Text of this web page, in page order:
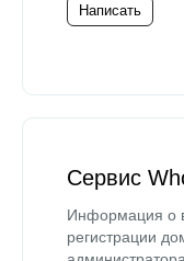
Написать
Сервис
Информация о
регистрации